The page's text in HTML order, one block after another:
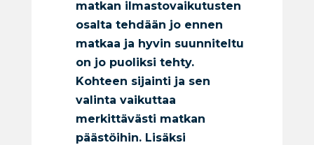
matkan ilmastovaikutusten
osalta tehdään jo ennen
matkaa ja hyvin suunniteltu
on jo puoliksi tehty.
Kohteen sijainti ja sen
valinta vaikuttaa
merkittävästi matkan
päästöihin. Lisäksi